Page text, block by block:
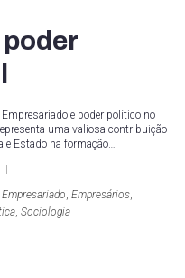
e poder político no
uma valiosa contribuição
e Estado na formação…
Empresariado, Empresários,
, Sociologia